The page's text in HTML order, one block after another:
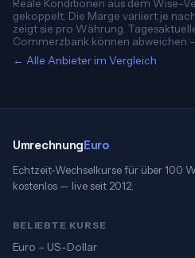
Reale Konditionen aus dem Wise-
gekoppelt. Die Marge variiert je
zeigt sie pro Währung.
Commerzbank können abweichen
← Alle Anbieter im Vergleich
UmrechnungEuro
Echtzeit-Wechselkurse für über 100
kostenlos — live seit 2012.
BELIEBTE KURSE
Euro – US-Dollar